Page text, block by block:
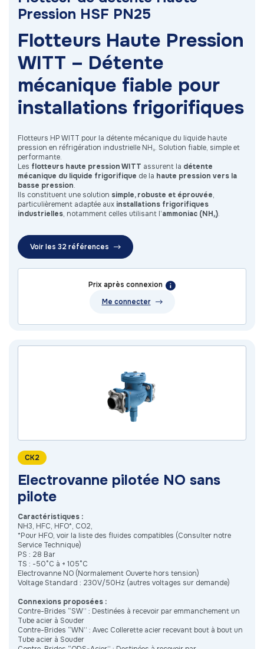
Pression HSF PN25
Flotteurs Haute Pression
WITT – Détente
mécanique fiable pour
installations frigorifiques
Flotteurs HP WITT pour la détente mécanique du liquide haute
pression en réfrigération industrielle NH₃. Solution fiable, simple et
performante.
Les flotteurs haute pression WITT assurent la détente
mécanique du liquide frigorifique de la haute pression vers la
basse pression.
Ils constituent une solution simple, robuste et éprouvée,
particulièrement adaptée aux installations frigorifiques
industrielles, notamment celles utilisant l’ammoniac (NH₃).
Voir les 32 références
Prix après connexion
Me connecter
CK2
Electrovanne pilotée NO sans
pilote
Caractéristiques :
NH3, HFC, HFO*, CO2,
*Pour HFO, voir la liste des fluides compatibles (Consulter notre
Service Technique)
PS : 28 Bar
TS : -50°C à + 105°C
Electrovanne NO (Normalement Ouverte hors tension)
Voltage Standard : 230V/50Hz (autres voltages sur demande)
Connexions proposées :
Contre-Brides “SW” : Destinées à recevoir par emmanchement un
Tube acier à Souder
Contre-Brides “WN” : Avec Collerette acier recevant bout à bout un
Tube acier à Souder